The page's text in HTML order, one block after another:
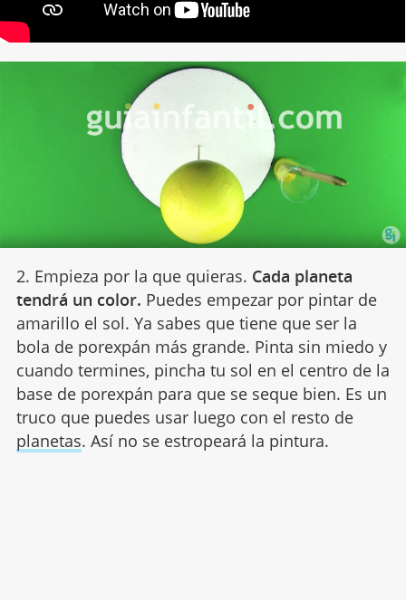
2. Empieza por la que quieras. Cada planeta
tendrá un color. Puedes empezar por pintar de
amarillo el sol. Ya sabes que tiene que ser la
bola de porexpán más grande. Pinta sin miedo y
cuando termines, pincha tu sol en el centro de la
base de porexpán para que se seque bien. Es un
truco que puedes usar luego con el resto de
planetas. Así no se estropeará la pintura.